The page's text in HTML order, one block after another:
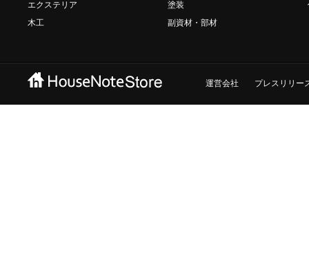
エクステリア
木工
塗装
副資材・部材
運営会社 プレスリリー